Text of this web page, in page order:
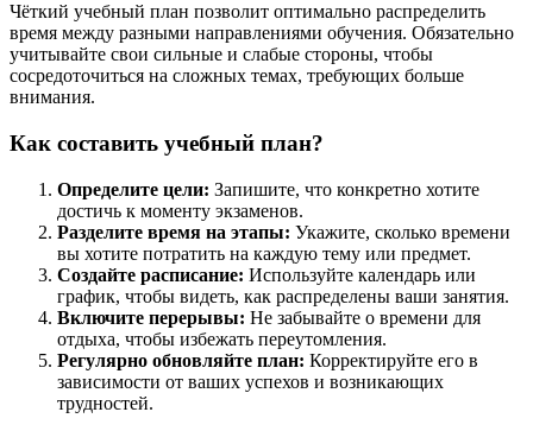
Чёткий учебный план позволит оптимально распределить
время между разными направлениями обучения. Обязательно
учитывайте свои сильные и слабые стороны, чтобы
сосредоточиться на сложных темах, требующих больше
внимания.
Как составить учебный план?
Определите цели: Запишите, что конкретно хотите
достичь к моменту экзаменов.
Разделите время на этапы: Укажите, сколько времени
вы хотите потратить на каждую тему или предмет.
Создайте расписание: Используйте календарь или
график, чтобы видеть, как распределены ваши занятия.
Включите перерывы: Не забывайте о времени для
отдыха, чтобы избежать переутомления.
Регулярно обновляйте план: Корректируйте его в
зависимости от ваших успехов и возникающих
трудностей.